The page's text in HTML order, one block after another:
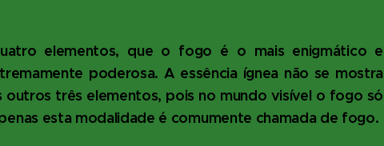
elementos, que o fogo é o mais enigmático e
poderosa. A essência ígnea não se mostra
três elementos, pois no mundo visível o fogo só
esta modalidade é comumente chamada de fogo.